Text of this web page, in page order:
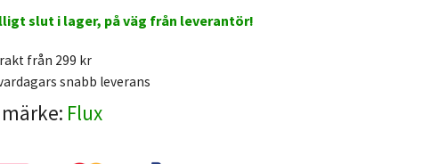
slut i lager, på väg från leverantör!
från 299 kr
snabb leverans
Flux